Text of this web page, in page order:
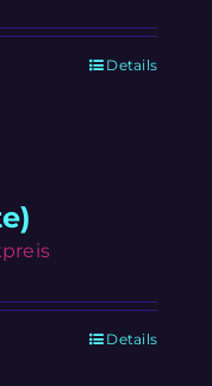
Details
Details